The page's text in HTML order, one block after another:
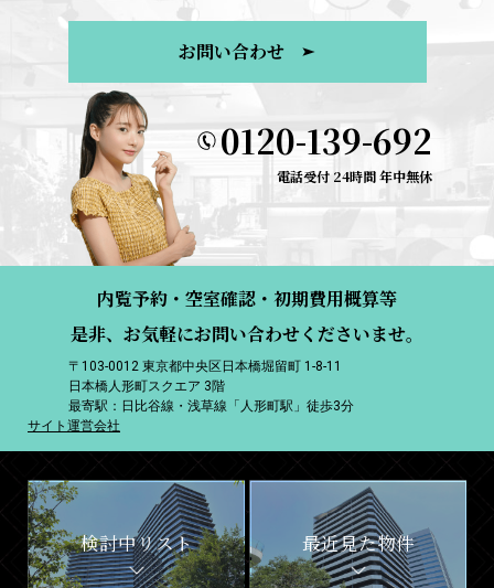
お問い合わせ
0120-139-692
電話受付 24時間 年中無休
内覧予約・空室確認・初期費用概算等
是非、お気軽にお問い合わせくださいませ。
〒103-0012 東京都中央区日本橋堀留町 1-8-11
日本橋人形町スクエア 3階
最寄駅：日比谷線・浅草線「人形町駅」徒歩3分
サイト運営会社
検討中リスト 最近見た物件